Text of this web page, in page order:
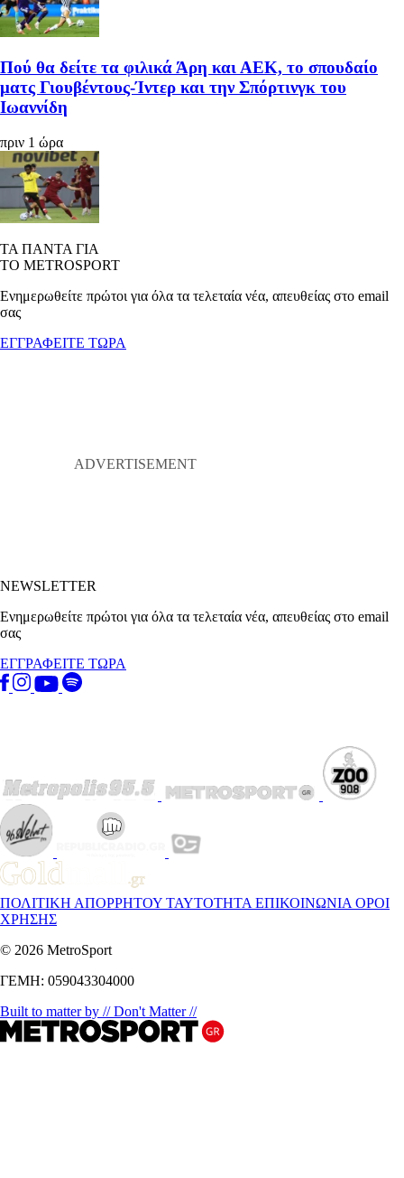
Πού θα δείτε τα φιλικά Άρη και ΑΕΚ, το σπουδαίο
ματς Γιουβέντους-Ίντερ και την Σπόρτινγκ του
Ιωαννίδη
πριν 1 ώρα
ΤΑ ΠΑΝΤΑ ΓΙΑ
ΤΟ METROSPORT
Ενημερωθείτε πρώτοι για όλα τα τελεταία νέα, απευθείας στο email
σας
ΕΓΓΡΑΦΕΙΤΕ ΤΩΡΑ
NEWSLETTER
Ενημερωθείτε πρώτοι για όλα τα τελεταία νέα, απευθείας στο email
σας
ΕΓΓΡΑΦΕΙΤΕ ΤΩΡΑ
ΠΟΛΙΤΙΚΗ ΑΠΟΡΡΗΤΟΥ ΤΑΥΤΟΤΗΤΑ ΕΠΙΚΟΙΝΩΝΙΑ ΟΡΟΙ
ΧΡΗΣΗΣ
© 2026 MetroSport
ΓΕΜΗ: 059043304000
Built to matter by // Don't Matter //